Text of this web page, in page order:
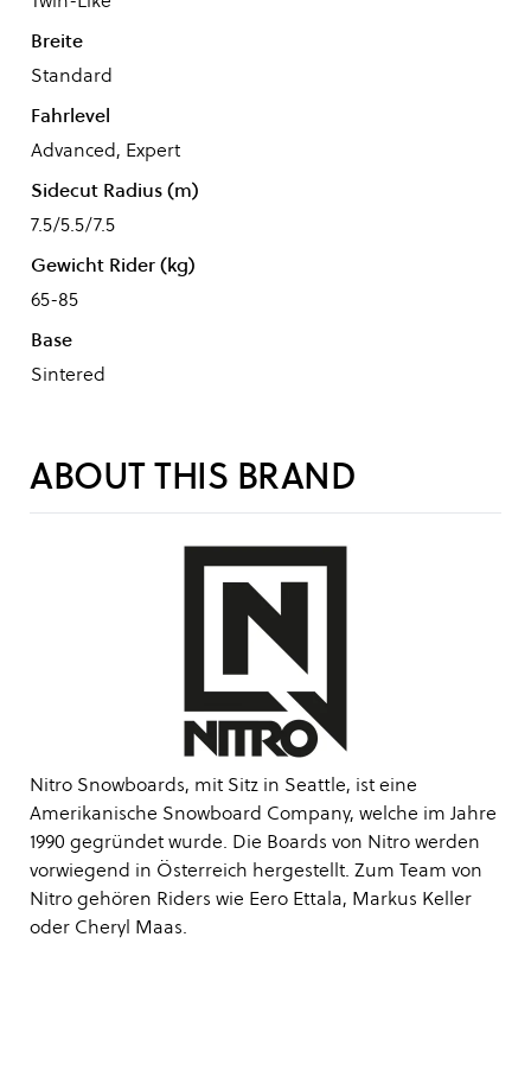
Breite
Standard
Fahrlevel
Advanced, Expert
Sidecut Radius (m)
7.5/5.5/7.5
Gewicht Rider (kg)
65-85
Base
Sintered
ABOUT THIS BRAND
Nitro Snowboards, mit Sitz in Seattle, ist eine
Amerikanische Snowboard Company, welche im Jahre
1990 gegründet wurde. Die Boards von Nitro werden
vorwiegend in Österreich hergestellt. Zum Team von
Nitro gehören Riders wie Eero Ettala, Markus Keller
oder Cheryl Maas.